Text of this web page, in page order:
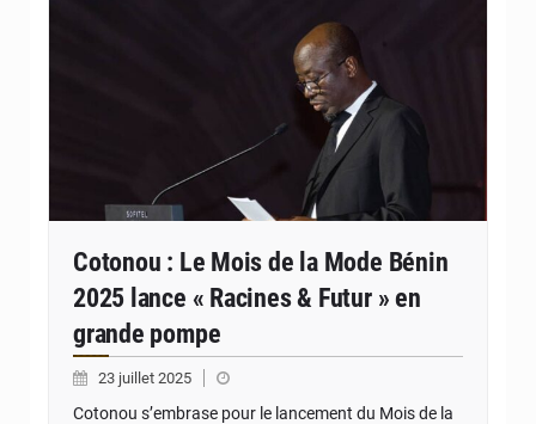
Cotonou : Le Mois de la Mode Bénin
2025 lance « Racines & Futur » en
grande pompe
23 juillet 2025
Cotonou s’embrase pour le lancement du Mois de la